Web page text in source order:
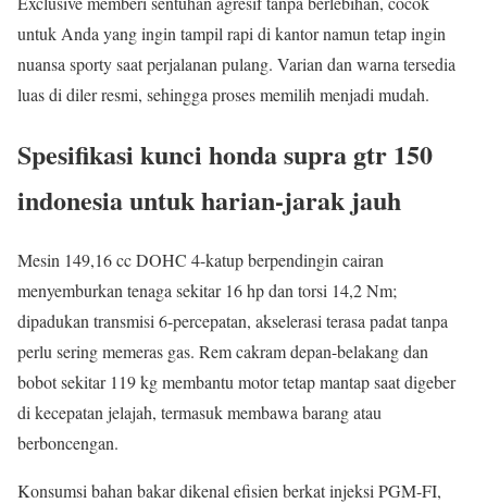
untuk Anda yang ingin tampil rapi di kantor namun tetap ingin
nuansa sporty saat perjalanan pulang. Varian dan warna tersedia
luas di diler resmi, sehingga proses memilih menjadi mudah.
Spesifikasi kunci honda supra gtr 150
indonesia untuk harian-jarak jauh
Mesin 149,16 cc DOHC 4-katup berpendingin cairan
menyemburkan tenaga sekitar 16 hp dan torsi 14,2 Nm;
dipadukan transmisi 6-percepatan, akselerasi terasa padat tanpa
perlu sering memeras gas. Rem cakram depan-belakang dan
bobot sekitar 119 kg membantu motor tetap mantap saat digeber
di kecepatan jelajah, termasuk membawa barang atau
berboncengan.
Konsumsi bahan bakar dikenal efisien berkat injeksi PGM-FI,